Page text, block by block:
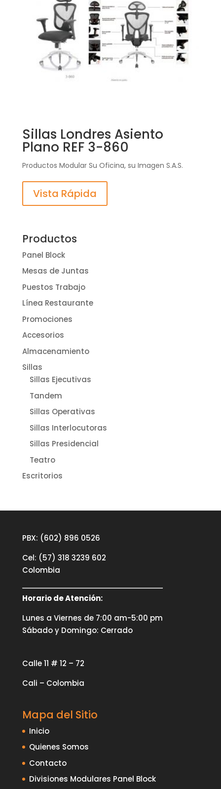
Sillas Londres Asiento
Plano REF 3-860
Productos Modular Su Oficina, su Imagen S.A.S.
Vista Rápida
Productos
Panel Block
Mesas de Juntas
Puestos Trabajo
Línea Restaurante
Promociones
Accesorios
Almacenamiento
Sillas
Sillas Ejecutivas
Tandem
Sillas Operativas
Sillas Interlocutoras
Sillas Presidencial
Teatro
Escritorios
PBX: (602) 896 0526
Cel: (57) 318 3239 602
Colombia
Horario de Atención:
Lunes a Viernes de 7:00 am-5:00 pm
Sábado y Domingo: Cerrado
Calle 11 # 12 – 72
Cali – Colombia
Mapa del Sitio
Inicio
Quienes Somos
Contacto
Divisiones Modulares Panel Block